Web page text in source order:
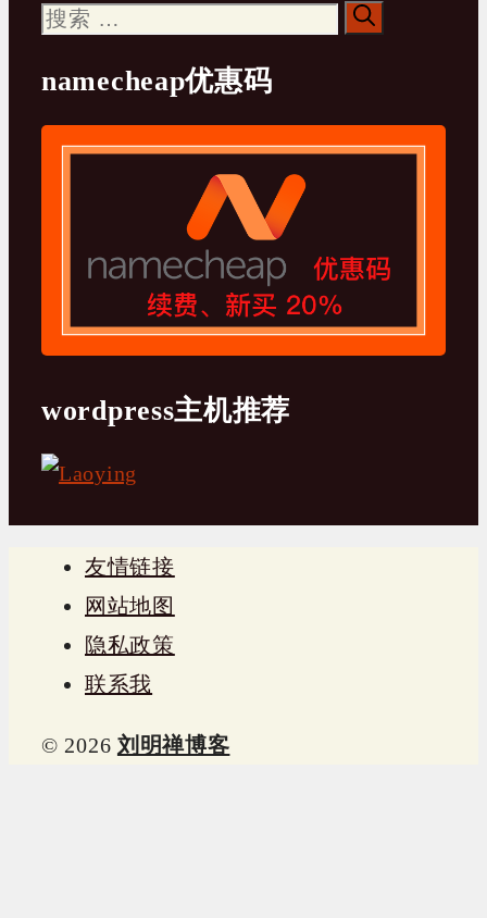
搜
namecheap优惠码
wordpress主机推荐
友情链接
网站地图
隐私政策
联系我
© 2026 刘明禅博客